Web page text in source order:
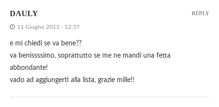
DAULY
11 Giugno 2012 - 12:37
e mi chiedi se va bene??
va benissssimo, soprattutto se me ne mandi una fetta
abbondante!
vado ad aggiungerti alla lista, grazie mille!!
REPLY